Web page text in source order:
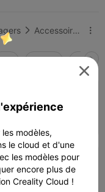
 Accessoires d'électroménager 
3 plates
infill
2 plates  1080.91g

modèles,
le cloud et d'une
les modèles pour
encore plus de
Creality Cloud !